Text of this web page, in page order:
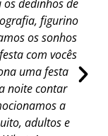
dedinhos de
figurino
os sonhos
com vocês
uma festa
noite contar
a
adultos e